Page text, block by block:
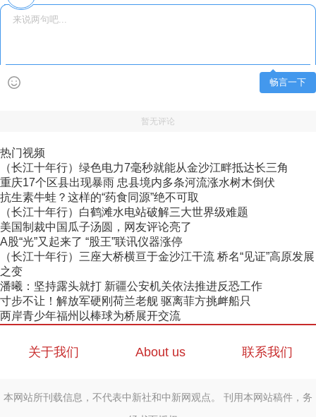
畅言一下
暂无评论
热门视频
（长江十年行）绿色电力7毫秒就能从金沙江畔抵达长三角
重庆17个区县出现暴雨 忠县境内多条河流涨水树木倒伏
抗生素牛蛙？这样的“药食同源”绝不可取
（长江十年行）白鹤滩水电站破解三大世界级难题
美国制裁中国瓜子汤圆，网友评论亮了
A股“光”又起来了 “股王”联讯仪器涨停
（长江十年行）三座大桥横亘于金沙江干流 桥名“见证”高原发展
之变
潘曦：坚持露头就打 新疆公安机关依法推进反恐工作
寸步不让！解放军硬刚荷兰老舰 驱离菲方挑衅船只
两岸青少年福州以棒球为桥展开交流
关于我们 About us 联系我们
本网站所刊载信息，不代表中新社和中新网观点。 刊用本网站稿件，务